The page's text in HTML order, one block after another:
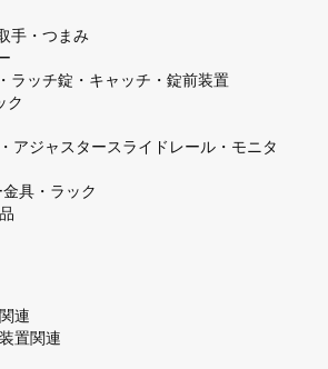
手・つまみ
ラッチ錠・キャッチ・錠前装置
ク
アジャスタースライドレール・モニタ
具・ラック
連
置関連